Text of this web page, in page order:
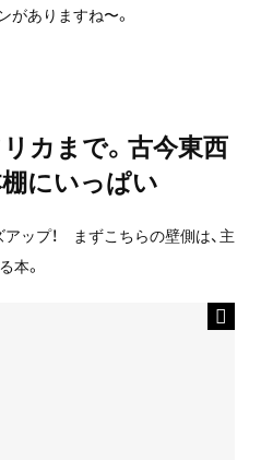
ありますね〜。
カまで。古今東西
にいっぱい
ップ！ まずこちらの壁側は、主
本。